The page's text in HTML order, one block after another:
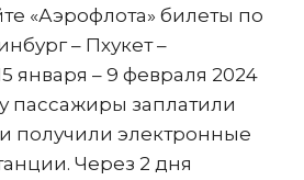
«Аэрофлота» билеты по
– Пхукет –
января – 9 февраля 2024
пассажиры заплатили
и получили электронные
Через 2 дня